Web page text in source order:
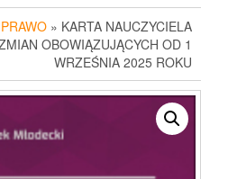
PRAWO » KARTA NAUCZYCIELA
OBOWIĄZUJĄCYCH OD 1
WRZEŚNIA 2025 ROKU